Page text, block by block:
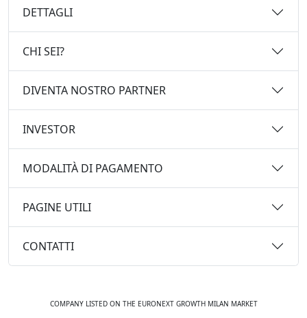
DETTAGLI
CHI SEI?
DIVENTA NOSTRO PARTNER
INVESTOR
MODALITÀ DI PAGAMENTO
PAGINE UTILI
CONTATTI
COMPANY LISTED ON THE EURONEXT GROWTH MILAN MARKET